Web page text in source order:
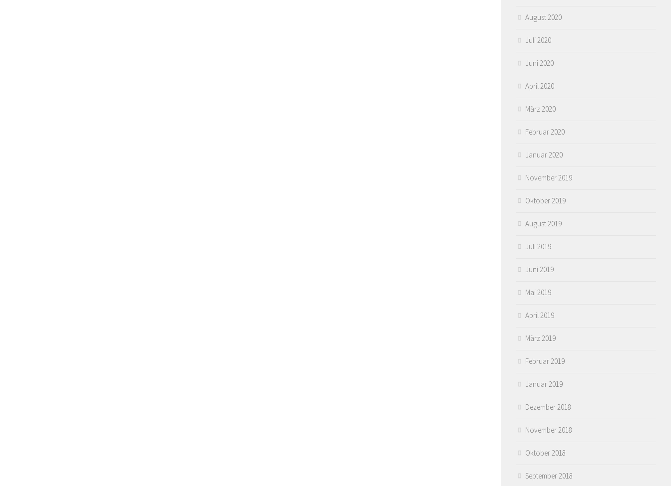
August 2020
Juli 2020
Juni 2020
April 2020
März 2020
Februar 2020
Januar 2020
November 2019
Oktober 2019
August 2019
Juli 2019
Juni 2019
Mai 2019
April 2019
März 2019
Februar 2019
Januar 2019
Dezember 2018
November 2018
Oktober 2018
September 2018